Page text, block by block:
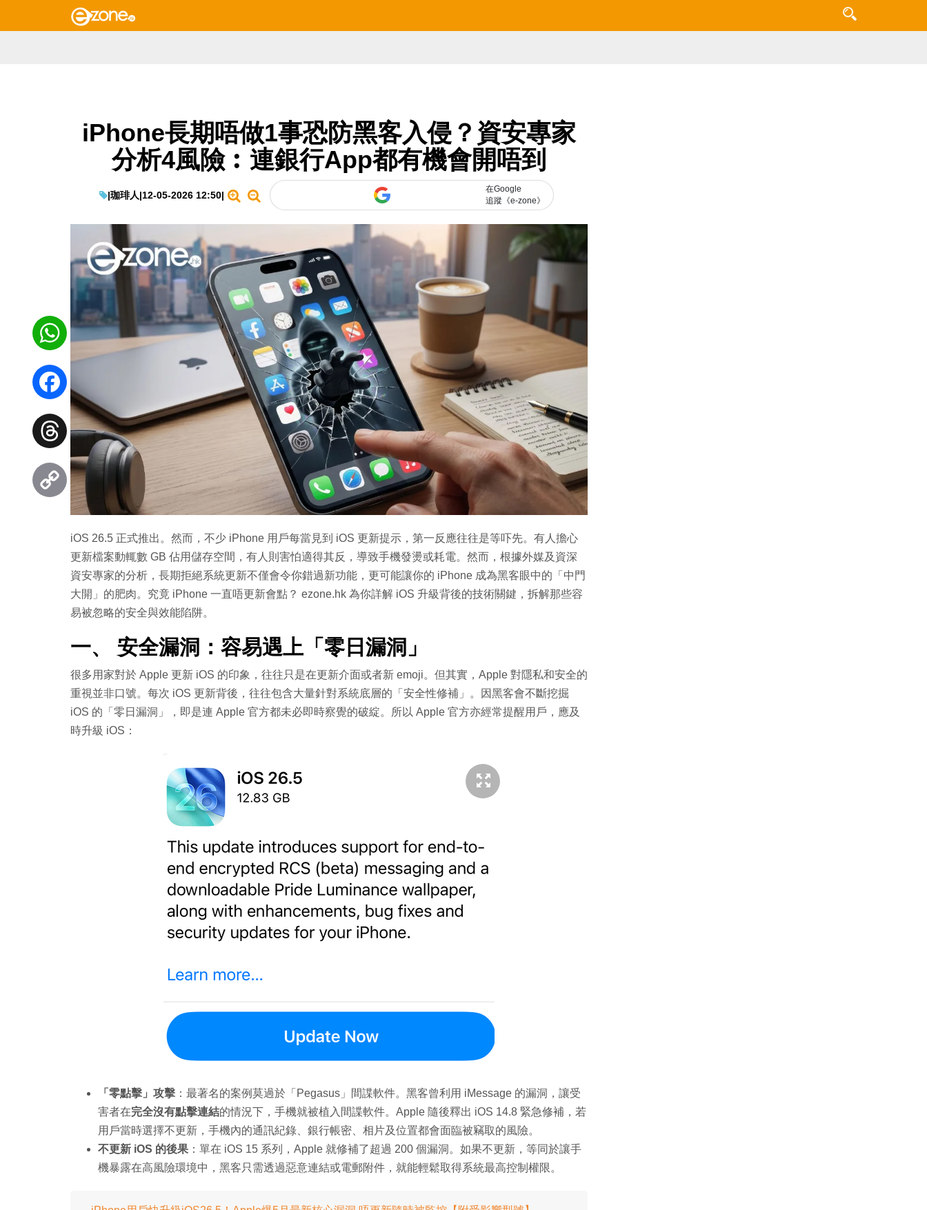
iPhone長期唔做1事恐防黑客入侵？資安專家
分析4風險︰連銀行App都有機會開唔到
|珈琲人|12-05-2026 12:50|
在Google
追蹤《e-zone》
iOS 26.5 正式推出。然而，不少 iPhone 用戶每當見到 iOS 更新提示，第一反應往往是等吓先。有人擔心
更新檔案動輒數 GB 佔用儲存空間，有人則害怕適得其反，導致手機發燙或耗電。然而，根據外媒及資深
資安專家的分析，長期拒絕系統更新不僅會令你錯過新功能，更可能讓你的 iPhone 成為黑客眼中的「中門
大開」的肥肉。究竟 iPhone 一直唔更新會點？ ezone.hk 為你詳解 iOS 升級背後的技術關鍵，拆解那些容
易被忽略的安全與效能陷阱。
一、 安全漏洞：容易遇上「零日漏洞」
很多用家對於 Apple 更新 iOS 的印象，往往只是在更新介面或者新 emoji。但其實，Apple 對隱私和安全的
重視並非口號。每次 iOS 更新背後，往往包含大量針對系統底層的「安全性修補」。因黑客會不斷挖掘
iOS 的「零日漏洞」，即是連 Apple 官方都未必即時察覺的破綻。所以 Apple 官方亦經常提醒用戶，應及
時升級 iOS：
「零點擊」攻擊 ：最著名的案例莫過於「Pegasus」間諜軟件。黑客曾利用 iMessage 的漏洞，讓受
害者在完全沒有點擊連結的情況下，手機就被植入間諜軟件。Apple 隨後釋出 iOS 14.8 緊急修補，若
用戶當時選擇不更新，手機內的通訊紀錄、銀行帳密、相片及位置都會面臨被竊取的風險。
不更新 iOS 的後果 ：單在 iOS 15 系列，Apple 就修補了超過 200 個漏洞。如果不更新，等同於讓手
機暴露在高風險環境中，黑客只需透過惡意連結或電郵附件，就能輕鬆取得系統最高控制權限。
WhatsApp
Facebook
Threads
Copy
Link